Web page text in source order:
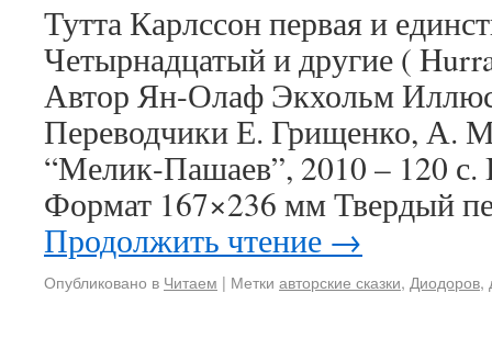
Тутта Карлссон первая и
Четырнадцатый и другие (
Автор Ян-Олаф Экхольм
Переводчики Е. Грищенко, А.
“Мелик-Пашаев”, 2010 – 120
Формат 167×236 мм Твердый
Продолжить чтение →
Опубликовано в Читаем | Метки авторские сказки, Диодоров,